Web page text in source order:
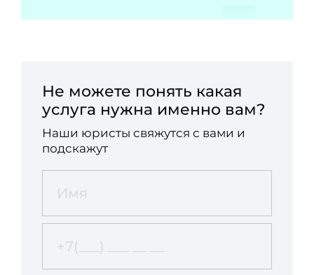
Не можете понять какая
услуга нужна именно вам?
Наши юристы свяжутся с вами и
подскажут